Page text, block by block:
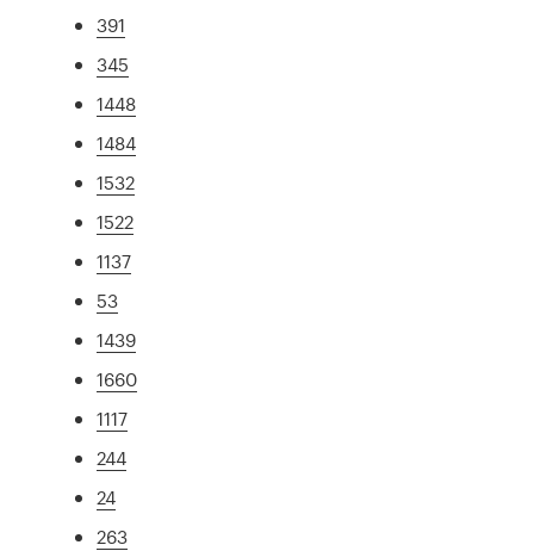
391
345
1448
1484
1532
1522
1137
53
1439
1660
1117
244
24
263